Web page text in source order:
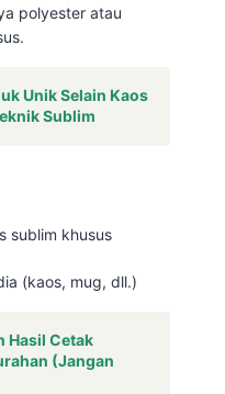
polyester atau
Unik Selain Kaos
Sublim
sublim khusus
(kaos, mug, dll.)
Hasil Cetak
(Jangan